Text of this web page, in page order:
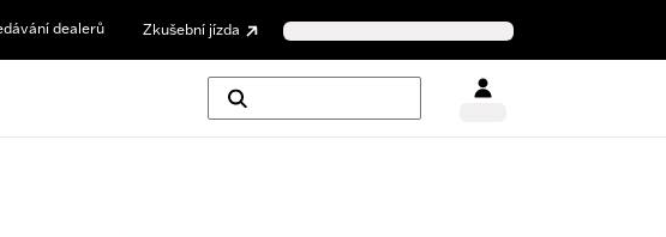
dealerů Zkušební jízda